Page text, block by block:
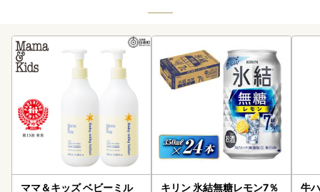
ママ＆キッズ ベビーミル
キリン 氷結無糖レモン7％
牛